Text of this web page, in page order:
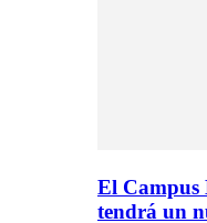
El Campus
tendrá un